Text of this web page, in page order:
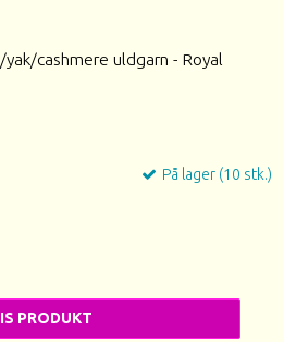
cashmere uldgarn - Royal
På lager (10 stk.)
PRODUKT